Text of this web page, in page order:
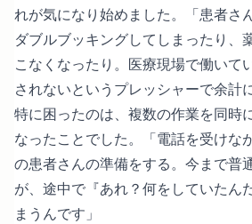
れが気になり始めました。「患者さ
ダブルブッキングしてしまったり、
こなくなったり。医療現場で働いて
されないというプレッシャーで余計
特に困ったのは、複数の作業を同時
なったことでした。「電話を受けな
の患者さんの準備をする。今まで普
が、途中で『あれ？何をしていたん
まうんです」